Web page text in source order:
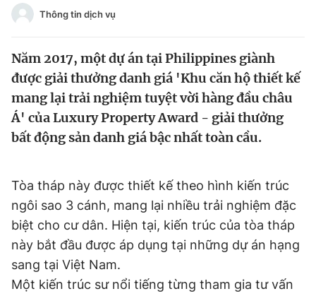
Video Magazine
Sản phẩm khác
Thông tin tòa soạn Liên hệ quảng cáo
Đăng xuất
Thông tin dịch vụ
Năm 2017, một dự án tại Philippines giành
được giải thưởng danh giá 'Khu căn hộ thiết kế
mang lại trải nghiệm tuyệt vời hàng đầu châu
Á' của Luxury Property Award - giải thưởng
bất động sản danh giá bậc nhất toàn cầu.
Tòa tháp này được thiết kế theo hình kiến trúc
ngôi sao 3 cánh, mang lại nhiều trải nghiệm đặc
biệt cho cư dân. Hiện tại, kiến trúc của tòa tháp
này bắt đầu được áp dụng tại những dự án hạng
sang tại Việt Nam.
Một kiến trúc sư nổi tiếng từng tham gia tư vấn